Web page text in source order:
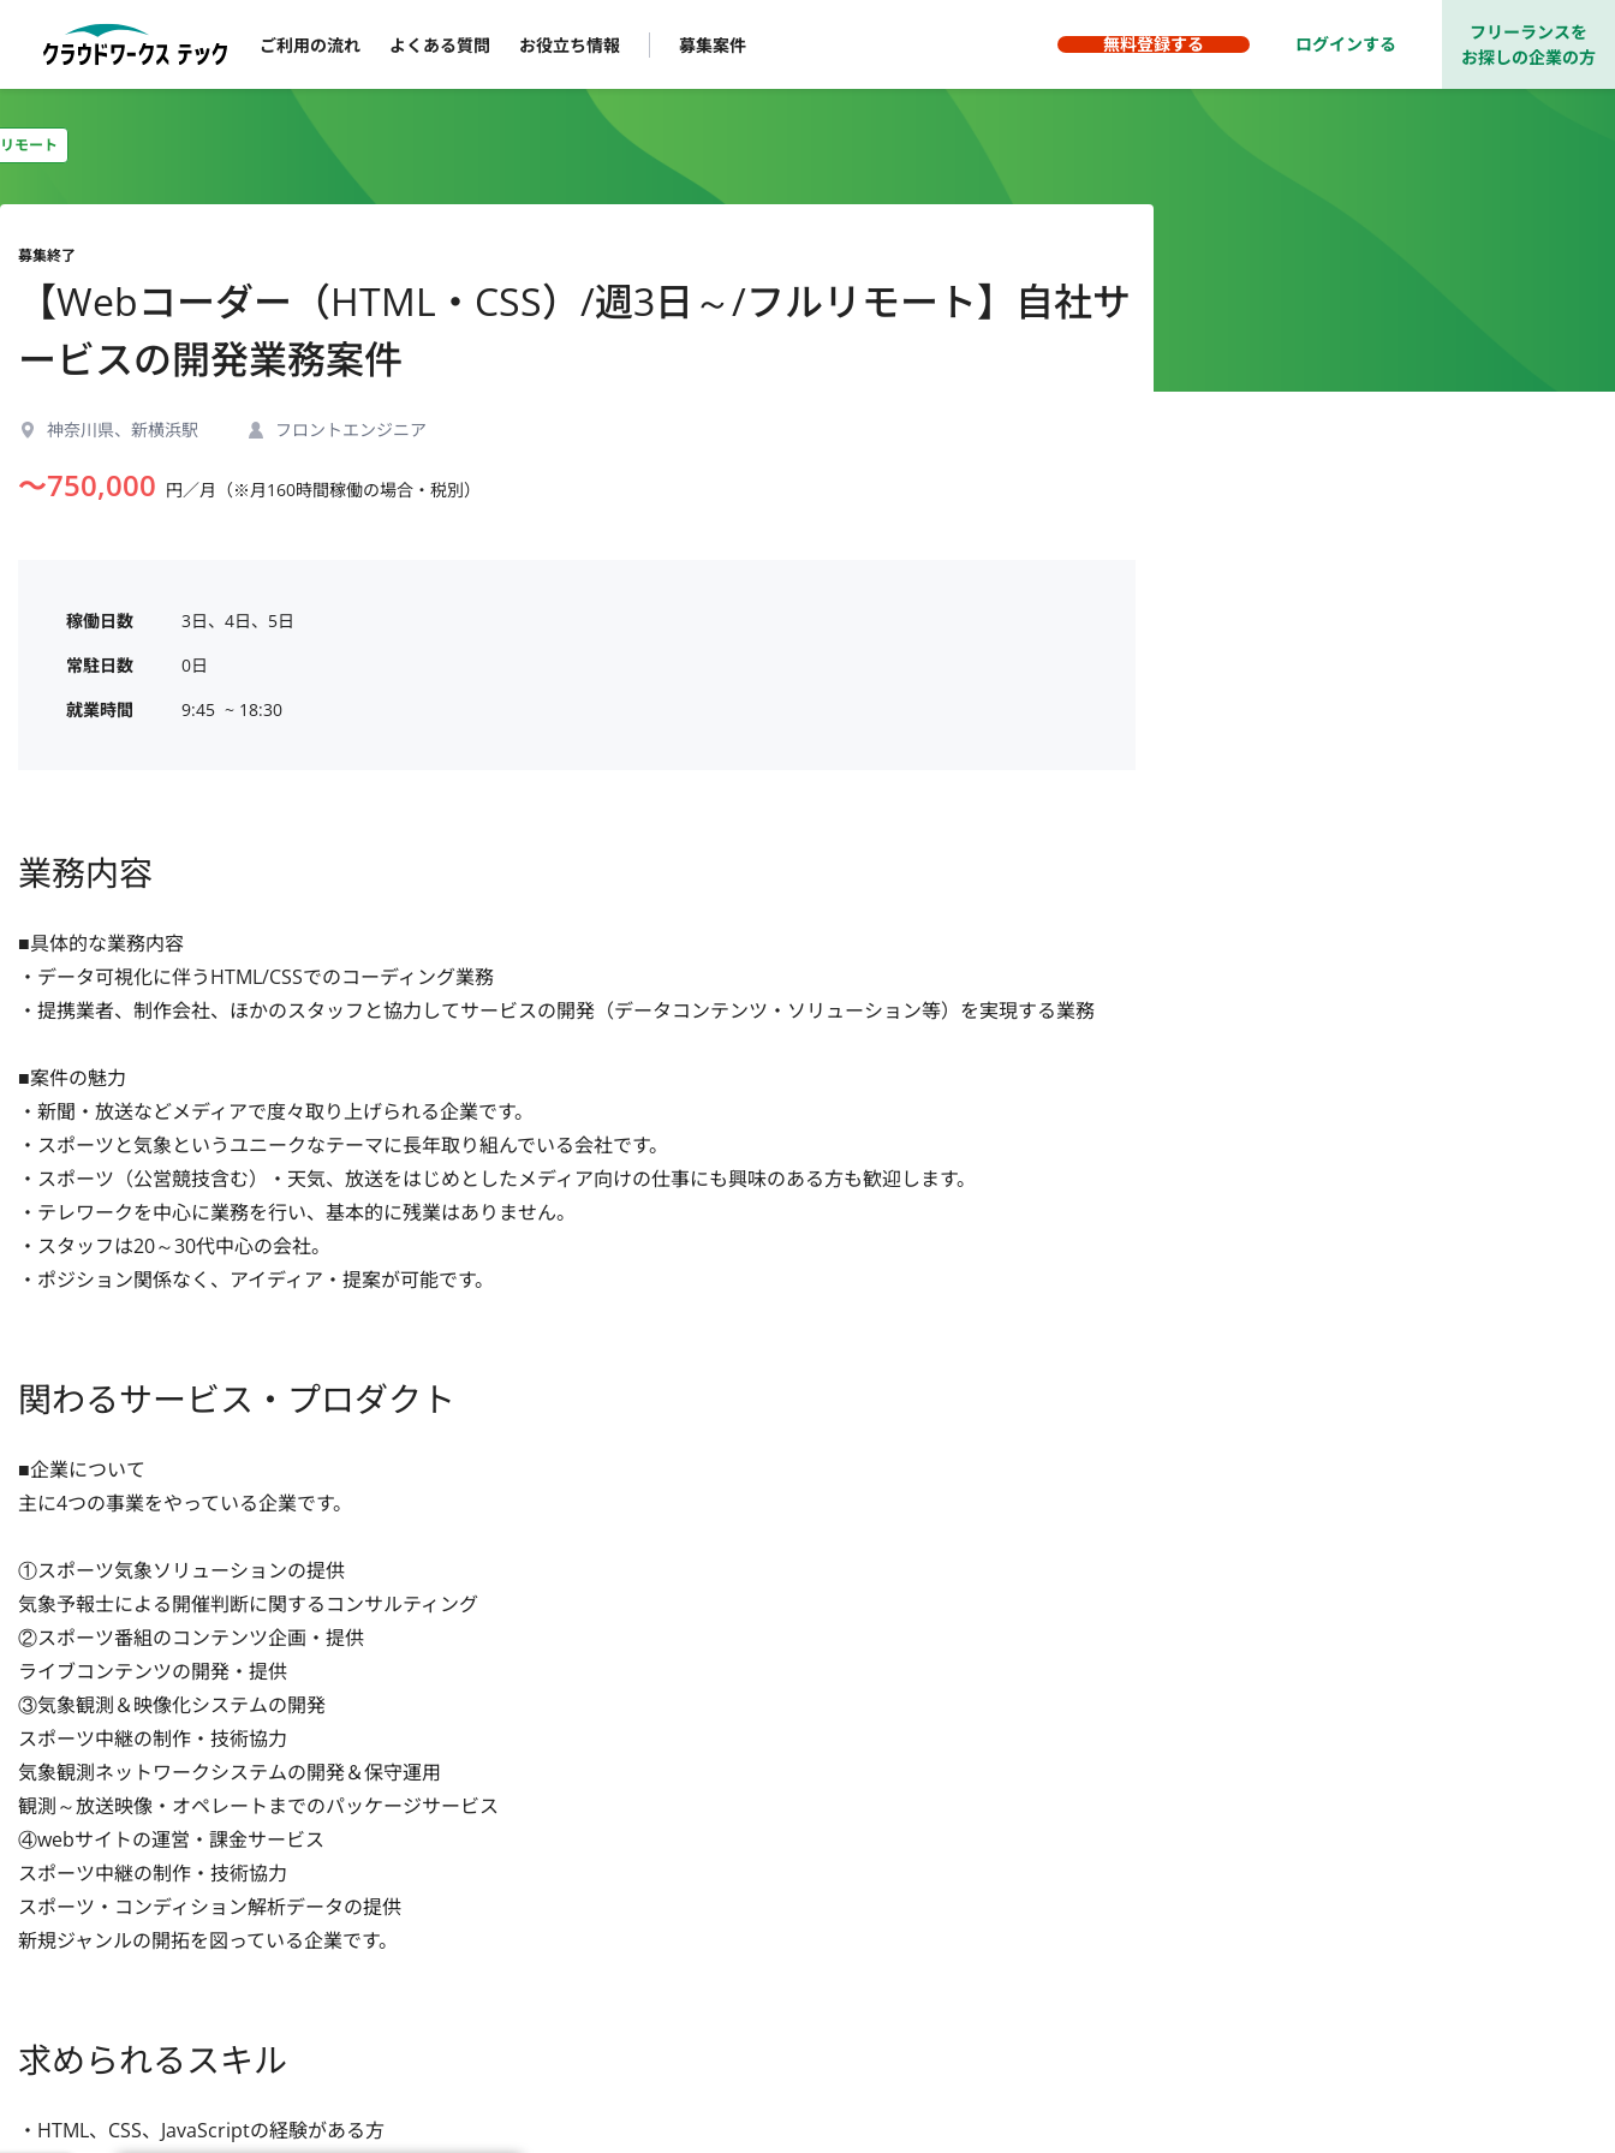
ご利用の流れ よくある質問 お役立ち情報 募集案件 無料登録する ログインする
フリーランスを
お探しの企業の方
モート
募集終了
【Webコーダー（HTML・CSS）/週3日～/フルリモート】自社サ
ービスの開発業務案件
神奈川県、新横浜駅 フロントエンジニア
〜750,000 円／月（※月160時間稼働の場合・税別）
稼働日数
3日、4日、5日
常駐日数
0日
就業時間
9:45  ~ 18:30
業務内容
■具体的な業務内容
・データ可視化に伴うHTML/CSSでのコーディング業務
・提携業者、制作会社、ほかのスタッフと協力してサービスの開発（データコンテンツ・ソリューション等）を実現する業務
■案件の魅力
・新聞・放送などメディアで度々取り上げられる企業です。
・スポーツと気象というユニークなテーマに長年取り組んでいる会社です。
・スポーツ（公営競技含む）・天気、放送をはじめとしたメディア向けの仕事にも興味のある方も歓迎します。
・テレワークを中心に業務を行い、基本的に残業はありません。
・スタッフは20～30代中心の会社。
・ポジション関係なく、アイディア・提案が可能です。
関わるサービス・プロダクト
■企業について
主に4つの事業をやっている企業です。
①スポーツ気象ソリューションの提供
気象予報士による開催判断に関するコンサルティング
②スポーツ番組のコンテンツ企画・提供
ライブコンテンツの開発・提供
③気象観測＆映像化システムの開発
スポーツ中継の制作・技術協力
気象観測ネットワークシステムの開発＆保守運用
観測～放送映像・オペレートまでのパッケージサービス
④webサイトの運営・課金サービス
スポーツ中継の制作・技術協力
スポーツ・コンディション解析データの提供
新規ジャンルの開拓を図っている企業です。
求められるスキル
・HTML、CSS、JavaScriptの経験がある方